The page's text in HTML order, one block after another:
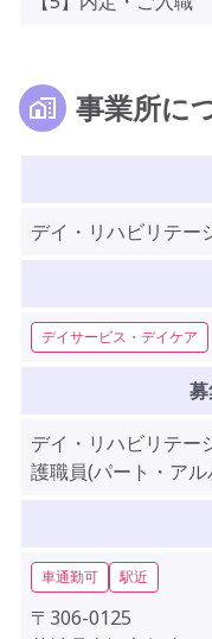
事業所に
デイ・リハビリテー
デイサービス・デイケア
デイ・リハビリテー
護職員(パート・アル
車通勤可 駅近
〒306-0125